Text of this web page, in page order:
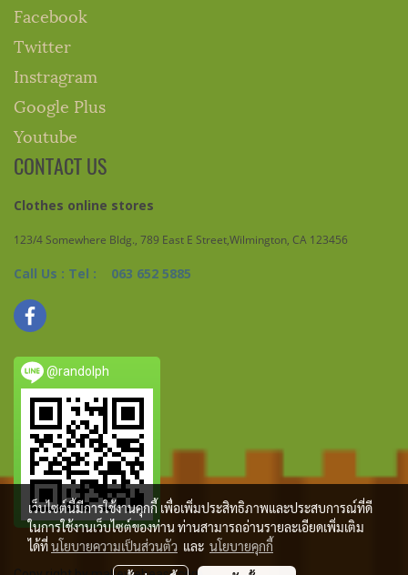
Facebook
Twitter
Instragram
Google Plus
Youtube
CONTACT US
Clothes online stores
123/4 Somewhere Bldg., 789 East E Street,Wilmington, CA 123456
Call Us : Tel : 063 652 5885
@randolph
เว็บไซต์นี้มีการใช้งานคุกกี้ เพื่อเพิ่มประสิทธิภาพและประสบการณ์ที่ดี
ในการใช้งานเว็บไซต์ของท่าน ท่านสามารถอ่านรายละเอียดเพิ่มเติม
ได้ที่นโยบายความเป็นส่วนตัว และ นโยบายคุกกี้